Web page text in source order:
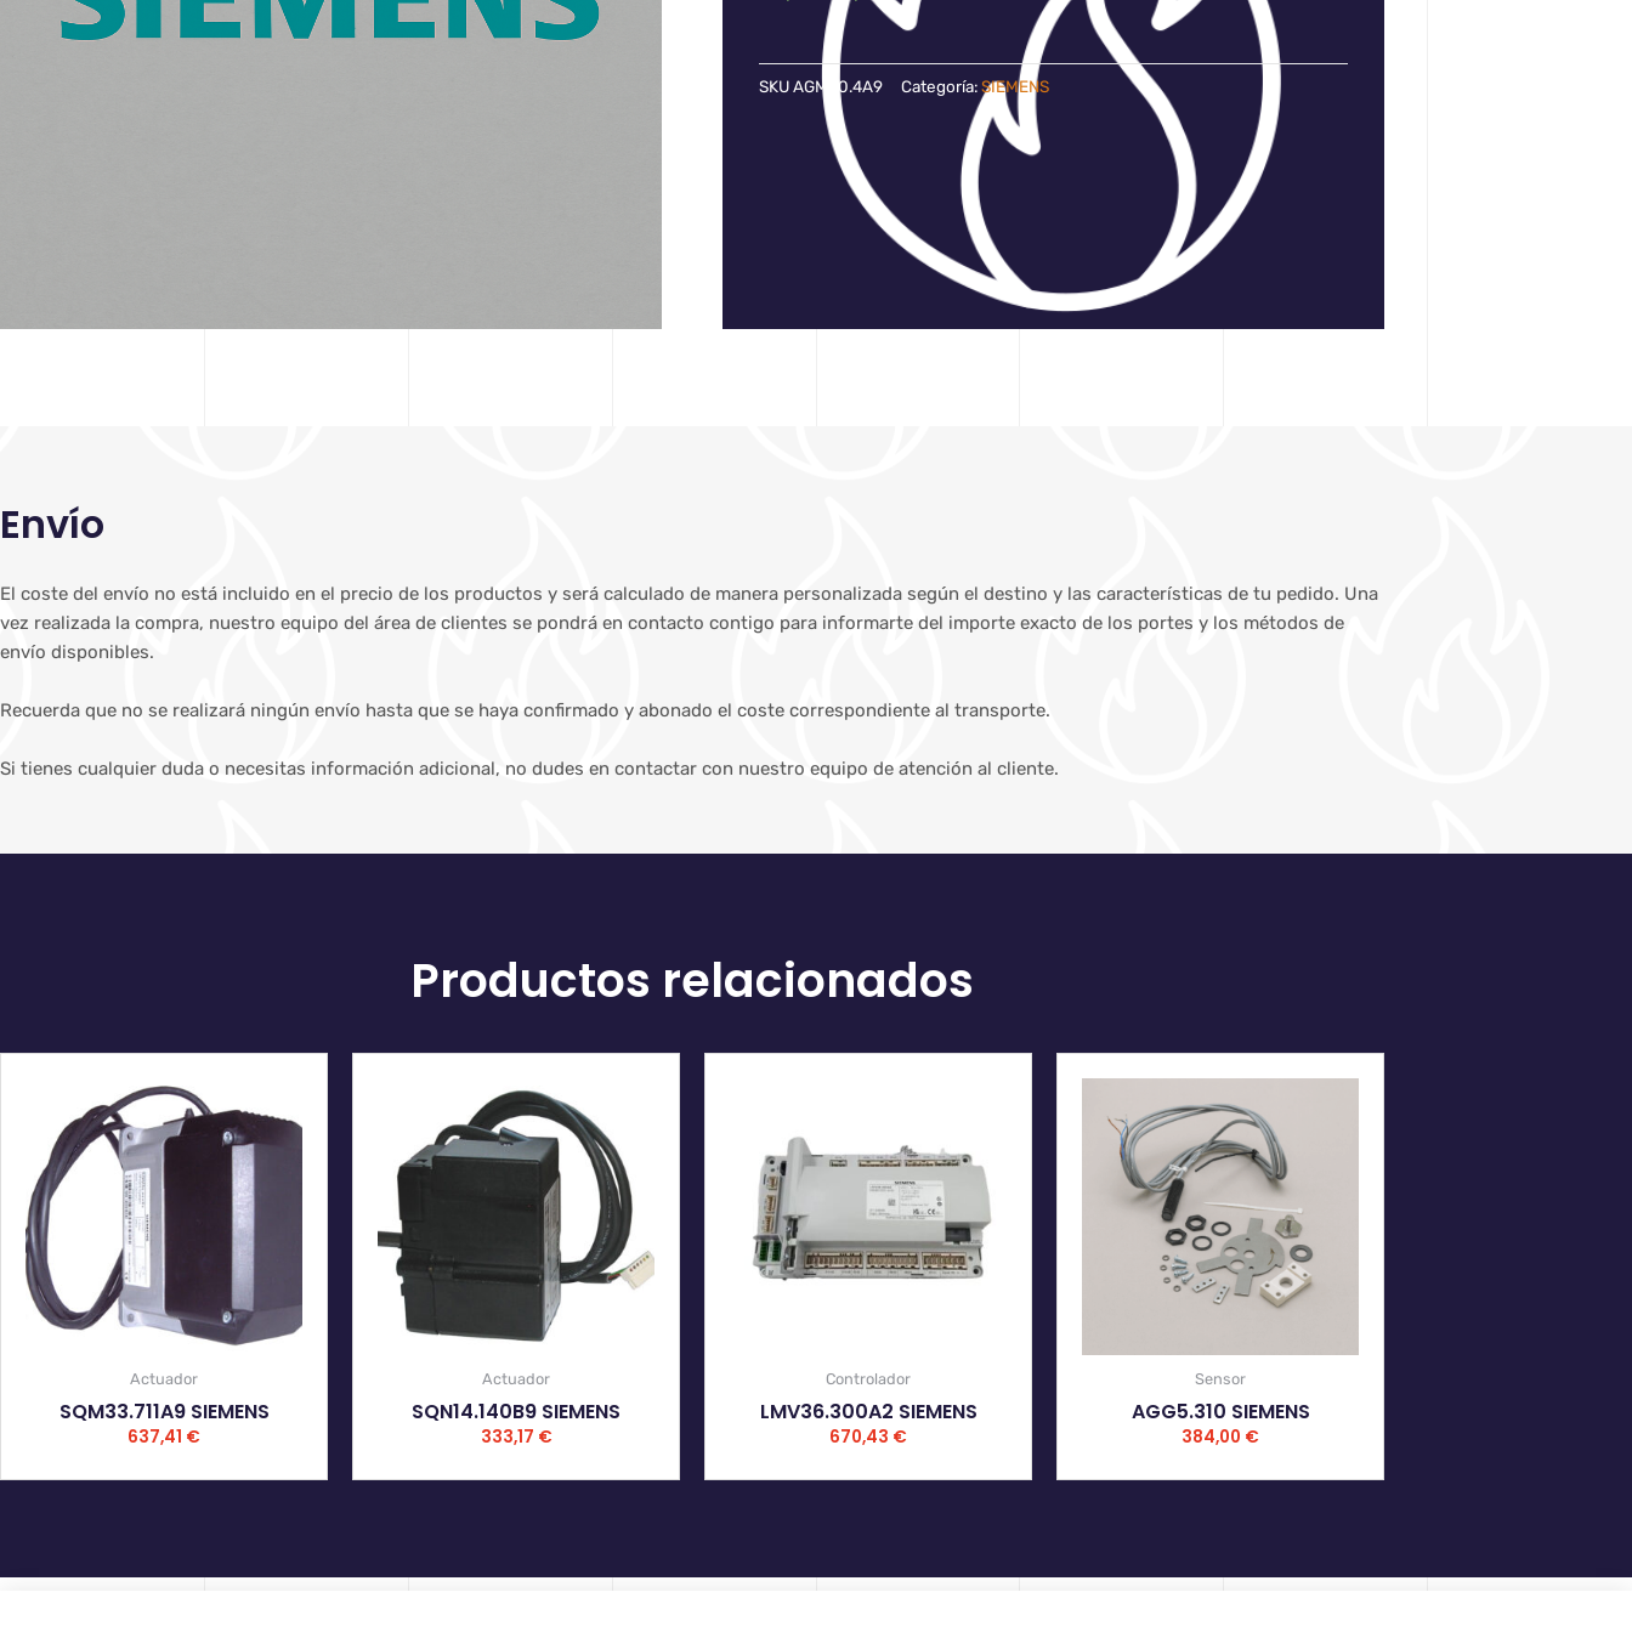
SKUAGM60.4A9 Categoría:SIEMENS
Envío
El coste del envío no está incluido en el precio de los productos y será calculado de manera personalizada según el destino y las características de tu pedido. Una
vez realizada la compra, nuestro equipo del área de clientes se pondrá en contacto contigo para informarte del importe exacto de los portes y los métodos de
envío disponibles.
Recuerda que no se realizará ningún envío hasta que se haya confirmado y abonado el coste correspondiente al transporte.
Si tienes cualquier duda o necesitas información adicional, no dudes en contactar con nuestro equipo de atención al cliente.
Productos relacionados
Actuador
SQM33.711A9 SIEMENS
637,41 €
Actuador
SQN14.140B9 SIEMENS
333,17 €
Controlador
LMV36.300A2 SIEMENS
670,43 €
Sensor
AGG5.310 SIEMENS
384,00 €